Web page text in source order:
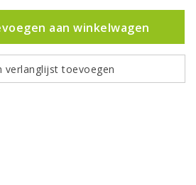
aan winkelwagen
verlanglijst toevoegen